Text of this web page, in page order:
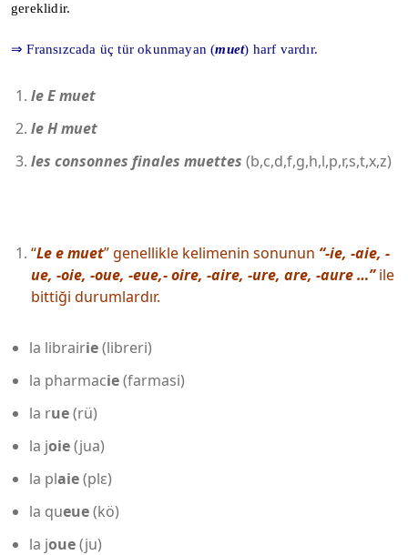
gereklidir.
⇒ Fransızcada üç tür okunmayan (muet) harf vardır.
le E muet
le H muet
les consonnes finales muettes (b,c,d,f,g,h,l,p,r,s,t,x,z)
“Le e muet” genellikle kelimenin sonunun “-ie, -aie, -
ue, -oie, -oue, -eue,- oire, -aire, -ure, are, -aure …”ile
bittiği durumlardır.
la librairie(libreri)
la pharmacie(farmasi)
la rue(rü)
la joie(jua)
la plaie(plɛ)
la queue(kö)
la joue(ju)